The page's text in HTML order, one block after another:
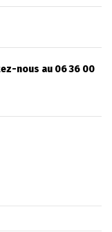
nous au 06 36 00